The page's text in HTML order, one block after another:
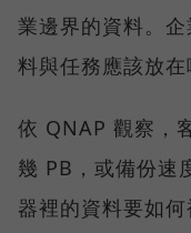
業邊界的資料。
料與任務應該放在
依 QNAP 觀察，
幾 PB，或備份速
器裡的資料要如